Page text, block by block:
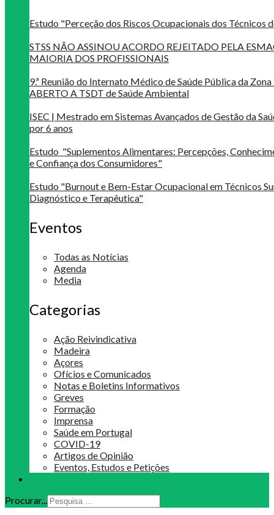
Estudo "Perceção dos Riscos Ocupacionais dos Técnicos
STSS NÃO ASSINOU ACORDO REJEITADO PELA
MAIORIA DOS PROFISSIONAIS
9.ª Reunião do Internato Médico de Saúde Pública da
ABERTO A TSDT de Saúde Ambiental
ISEC | Mestrado em Sistemas Avançados de Gestão da
por 6 anos
Estudo "Suplementos Alimentares: Percepções,
e Confiança dos Consumidores"
Estudo "Burnout e Bem-Estar Ocupacional em Técnicos
Diagnóstico e Terapêutica"
Eventos
Todas as Notícias
Agenda
Media
Categorias
Ação Reivindicativa
Madeira
Açores
Ofícios e Comunicados
Notas e Boletins Informativos
Greves
Formação
Imprensa
Saúde em Portugal
COVID-19
Artigos de Opinião
Eventos, Estudos e Petições
Procurar...